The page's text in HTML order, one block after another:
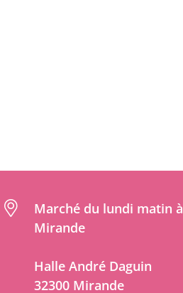
Marché du lundi matin à
Mirande
Halle André Daguin
32300 Mirande